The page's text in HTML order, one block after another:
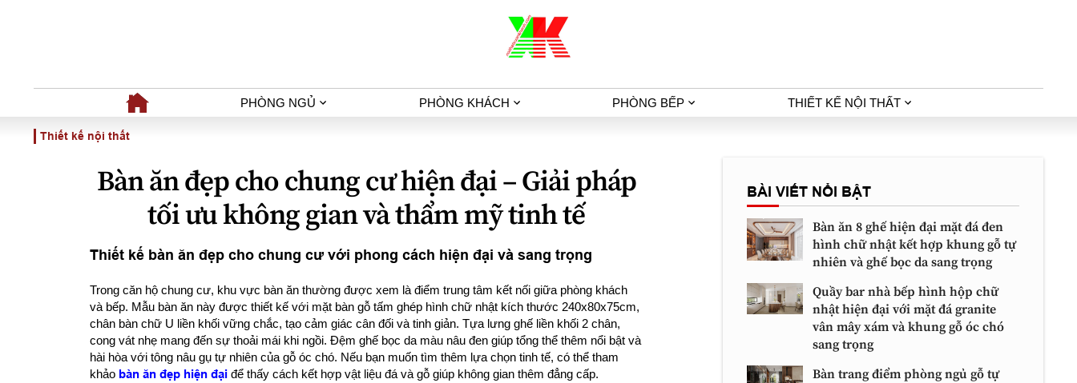
PHÒNG NGỦ PHÒNG KHÁCH PHÒNG BẾP THIẾT KẾ NỘI THẤT
Thiết kế nội thất
Bàn ăn đẹp cho chung cư hiện đại – Giải pháp
tối ưu không gian và thẩm mỹ tinh tế
Thiết kế bàn ăn đẹp cho chung cư với phong cách hiện đại và sang trọng
Trong căn hộ chung cư, khu vực bàn ăn thường được xem là điểm trung tâm kết nối giữa phòng khách
và bếp. Mẫu bàn ăn này được thiết kế với mặt bàn gỗ tấm ghép hình chữ nhật kích thước 240x80x75cm,
chân bàn chữ U liền khối vững chắc, tạo cảm giác cân đối và tinh giản. Tựa lưng ghế liền khối 2 chân,
cong vát nhẹ mang đến sự thoải mái khi ngồi. Đệm ghế bọc da màu nâu đen giúp tổng thể thêm nổi bật và
hài hòa với tông nâu gụ tự nhiên của gỗ óc chó. Nếu bạn muốn tìm thêm lựa chọn tinh tế, có thể tham
khảo bàn ăn đẹp hiện đại để thấy cách kết hợp vật liệu đá và gỗ giúp không gian thêm đẳng cấp.
BÀI VIẾT NỔI BẬT
Bàn ăn 8 ghế hiện đại mặt đá đen
hình chữ nhật kết hợp khung gỗ tự
nhiên và ghế bọc da sang trọng
Quầy bar nhà bếp hình hộp chữ
nhật hiện đại với mặt đá granite
vân mây xám và khung gỗ óc chó
sang trọng
Bàn trang điểm phòng ngủ gỗ tự